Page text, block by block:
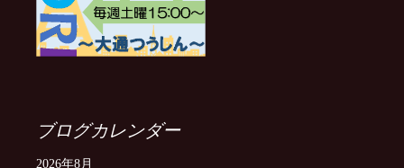
ブログカレンダー
2026年8月